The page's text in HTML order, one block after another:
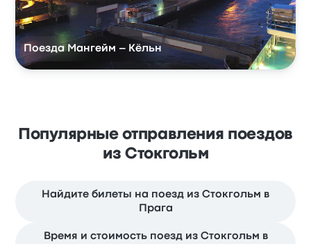
Поезда Мангейм – Кёльн
Популярные отправления поездов
из Стокгольм
Найдите билеты на поезд из Стокгольм в
Прага
Время и стоимость поезд из Стокгольм в